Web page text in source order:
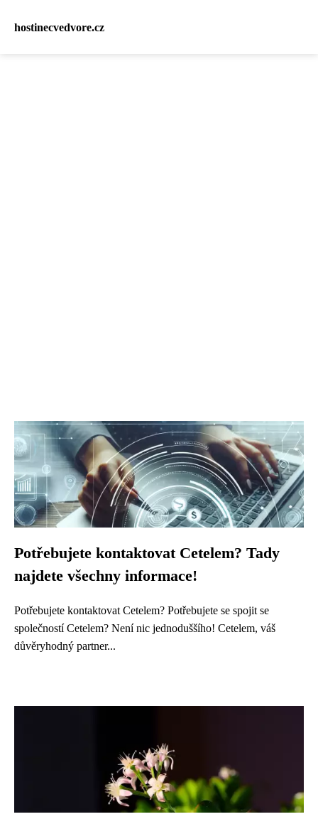
hostinecvedvore.cz
Potřebujete kontaktovat Cetelem? Tady
najdete všechny informace!
Potřebujete kontaktovat Cetelem? Potřebujete se spojit se
společností Cetelem? Není nic jednoduššího! Cetelem, váš
důvěryhodný partner...